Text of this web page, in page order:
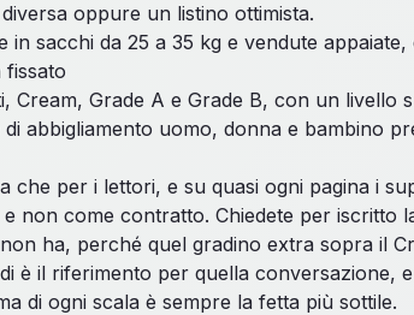
oppure un listino ottimista.
sacchi da 25 a 35 kg e vendute
fissato
Cream, Grade A e Grade B, con un
abbigliamento uomo, donna e bambino
che per i lettori, e su quasi ogni pagina i
non come contratto. Chiedete per iscritto
ha, perché quel gradino extra sopra il
è il riferimento per quella conversazione,
di ogni scala è sempre la fetta più sottile.